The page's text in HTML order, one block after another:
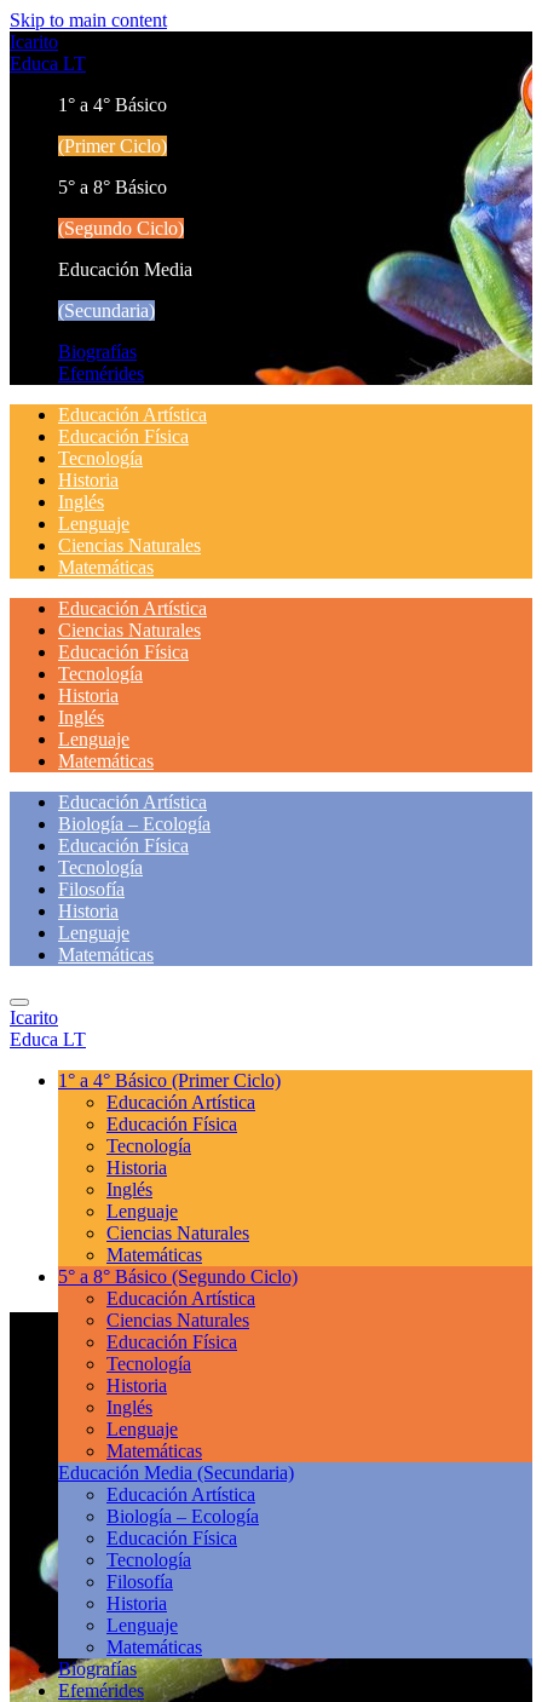
Skip to main content
Icarito
Educa LT
1° a 4° Básico
(Primer Ciclo)
5° a 8° Básico
(Segundo Ciclo)
Educación Media
(Secundaria)
Biografías
Efemérides
Educación Artística
Educación Física
Tecnología
Historia
Inglés
Lenguaje
Ciencias Naturales
Matemáticas
Educación Artística
Ciencias Naturales
Educación Física
Tecnología
Historia
Inglés
Lenguaje
Matemáticas
Educación Artística
Biología – Ecología
Educación Física
Tecnología
Filosofía
Historia
Lenguaje
Matemáticas
Icarito
Educa LT
1° a 4° Básico (Primer Ciclo)
Educación Artística
Educación Física
Tecnología
Historia
Inglés
Lenguaje
Ciencias Naturales
Matemáticas
5° a 8° Básico (Segundo Ciclo)
Educación Artística
Ciencias Naturales
Educación Física
Tecnología
Historia
Inglés
Lenguaje
Matemáticas
Educación Media (Secundaria)
Educación Artística
Biología – Ecología
Educación Física
Tecnología
Filosofía
Historia
Lenguaje
Matemáticas
Biografías
Efemérides